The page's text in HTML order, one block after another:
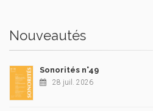
Nouveautés
Sonorités n°49
28 juil. 2026